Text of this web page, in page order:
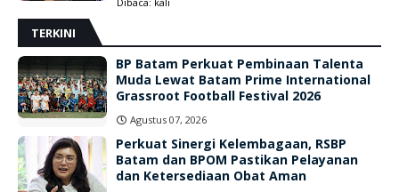
TERKINI
BP Batam Perkuat Pembinaan Talenta
Muda Lewat Batam Prime International
Grassroot Football Festival 2026
Agustus 07, 2026
Perkuat Sinergi Kelembagaan, RSBP
Batam dan BPOM Pastikan Pelayanan
dan Ketersediaan Obat Aman